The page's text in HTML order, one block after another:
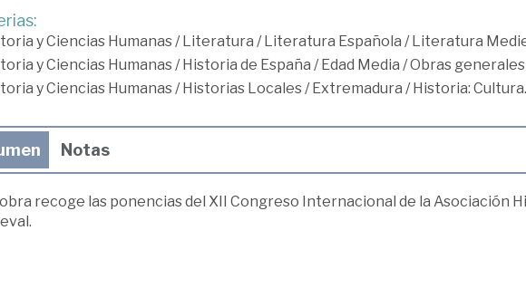
y Ciencias Humanas/Literatura /Literatura Española /Literatura
y Ciencias Humanas/Historia de España /Edad Media /Obras generales
y Ciencias Humanas/Historias Locales/Extremadura /Historia:
Notas
recoge las ponencias del XII Congreso Internacional de la Asociación